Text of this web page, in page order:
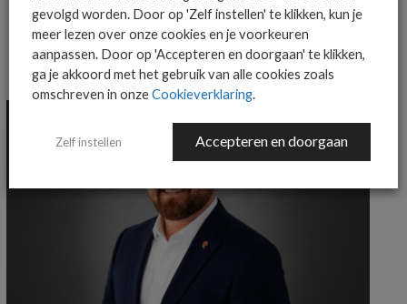
MEER ALGEMEEN IT NIEUWS NIEUWS
gevolgd worden. Door op 'Zelf instellen' te klikken, kun je
meer lezen over onze cookies en je voorkeuren
aanpassen. Door op 'Accepteren en doorgaan' te klikken,
ga je akkoord met het gebruik van alle cookies zoals
omschreven in onzeCookieverklaring.
Zelf instellen Accepteren en doorgaan